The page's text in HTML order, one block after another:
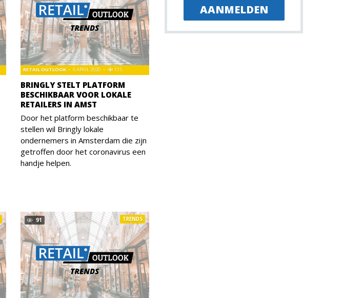
BRINGLY STELT PLATFORM
BESCHIKBAAR VOOR LOKALE
RETAILERS IN AMST
RETAIL OUTLOOK 8 APRIL 2020 115
Door het platform beschikbaar te
stellen wil Bringly lokale
ondernemers in Amsterdam die zijn
getroffen door het coronavirus een
handje helpen.
91 TRENDS
AANMELDEN